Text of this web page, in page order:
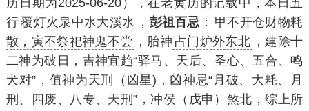
历日期为2025-06-20），在老黄历的记载中，本日五
行覆灯火泉中水大溪水 ， 彭祖百忌 ： 甲不开仓财物耗
散，寅不祭祀神鬼不尝 ，胎神 占门炉外东北 ，建除十
二神为破日，吉神宜趋“驿马、天后、圣心、五合、鸣
犬对”，值神为天刑（凶星)，凶神忌“月破、大耗、月
刑、四废、八专、天刑”，冲侯（戊申）煞北，综上所